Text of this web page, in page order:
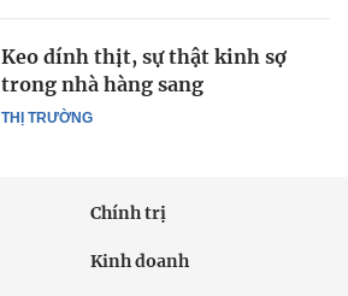
THỊ TRƯỜNG
Keo dính thịt, sự thật kinh sợ
trong nhà hàng sang
Chính trị
Kinh doanh